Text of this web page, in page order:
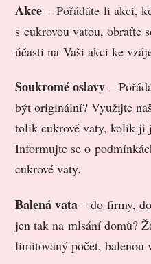
Akce – Pořádáte-li akci,
s cukrovou vatou, obraťte
účasti na Vaši akci ke
Soukromé oslavy –
být originální? Využijte
tolik cukrové vaty, kolik ji
Informujte se o
cukrové vaty.
Balená vata – do firmy,
jen tak na mlsání domů?
limitovaný počet, balenou